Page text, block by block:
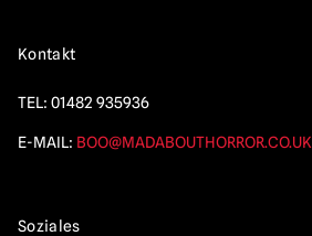
Kontakt
TEL: 01482 935936
E-MAIL: BOO@MADABOUTHORROR.CO.UK
Soziales